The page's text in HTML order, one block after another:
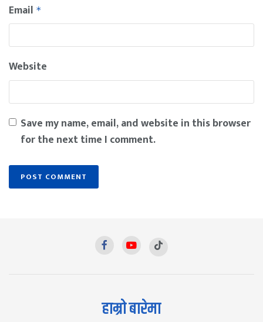
Email *
Website
Save my name, email, and website in this browser
for the next time I comment.
हाम्रो बारेमा